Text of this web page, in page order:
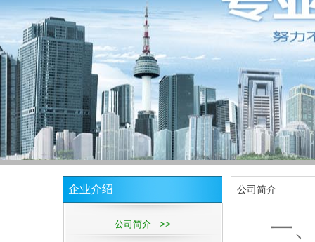
企业介绍
公司简介 >>
公司简介
一